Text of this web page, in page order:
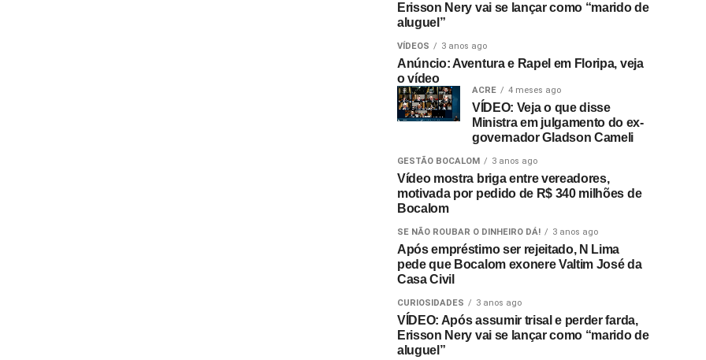
Erisson Nery vai se lançar como “marido de
aluguel”
VÍDEOS 3 anos ago
Anúncio: Aventura e Rapel em Floripa, veja
o vídeo
ACRE 4 meses ago
VÍDEO: Veja o que disse
Ministra em julgamento do ex-
governador Gladson Cameli
GESTÃO BOCALOM 3 anos ago
Vídeo mostra briga entre vereadores,
motivada por pedido de R$ 340 milhões de
Bocalom
SE NÃO ROUBAR O DINHEIRO DÁ! 3 anos ago
Após empréstimo ser rejeitado, N Lima
pede que Bocalom exonere Valtim José da
Casa Civil
CURIOSIDADES 3 anos ago
VÍDEO: Após assumir trisal e perder farda,
Erisson Nery vai se lançar como “marido de
aluguel”